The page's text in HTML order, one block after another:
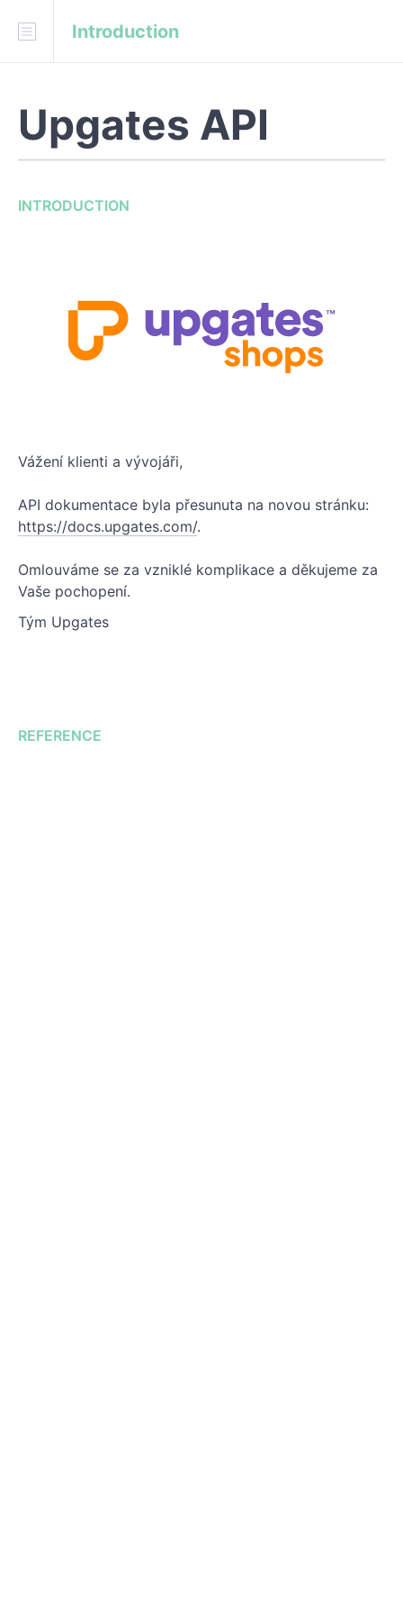
Download
API Blueprint
INTRODUCTION
Introduction
Upgates API
INTRODUCTION
Vážení klienti a vývojáři,
API dokumentace byla přesunuta na novou stránku:
https://docs.upgates.com/.
Omlouváme se za vzniklé komplikace a děkujeme za
Vaše pochopení.
Tým Upgates
REFERENCE